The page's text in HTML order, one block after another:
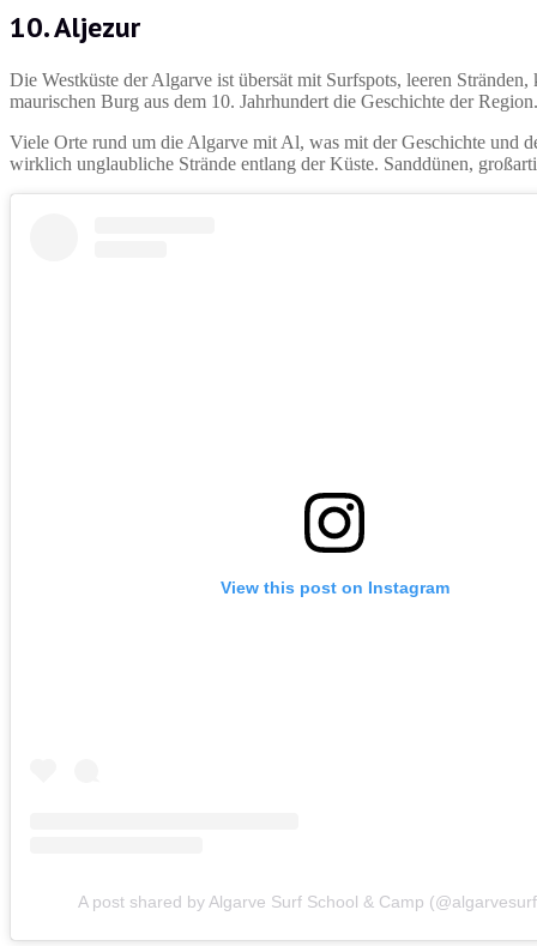
10. Aljezur
Die Westküste der Algarve ist übersät mit Surfspots, leeren
maurischen Burg aus dem 10. Jahrhundert die Geschichte der Region.
Viele Orte rund um die Algarve mit Al, was mit der Geschichte und
wirklich unglaubliche Strände entlang der Küste. Sanddünen,
View this post on Instagram
A post shared by Algarve Surf School & Camp